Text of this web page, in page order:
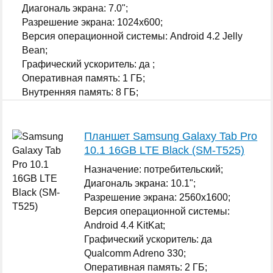
Диагональ экрана: 7.0";
Разрешение экрана: 1024x600;
Версия операционной системы: Android 4.2 Jelly
Bean;
Графический ускоритель: да ;
Оперативная память: 1 ГБ;
Внутренняя память: 8 ГБ;
Планшет Samsung Galaxy Tab Pro
10.1 16GB LTE Black (SM-T525)
Назначение: потребительский;
Диагональ экрана: 10.1";
Разрешение экрана: 2560x1600;
Версия операционной системы:
Android 4.4 KitKat;
Графический ускоритель: да
Qualcomm Adreno 330;
Оперативная память: 2 ГБ;